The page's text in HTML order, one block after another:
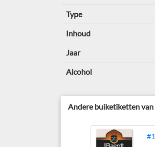
Type
Inhoud
Jaar
Alcohol
Andere buiketiketten van